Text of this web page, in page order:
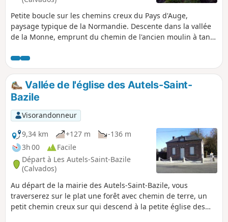
Petite boucle sur les chemins creux du Pays d'Auge,
paysage typique de la Normandie. Descente dans la vallée
de la Monne, emprunt du chemin de l'ancien moulin à tan
dans un autre chemin creux avant de traverser une forêt...
Quelques passages humides, une bonne descente et une
belle montée.
Vallée de l'église des Autels-Saint-
Bazile
Visorandonneur
9,34 km
+127 m
-136 m
3h 00
Facile
Départ à Les Autels-Saint-Bazile
(Calvados)
Au départ de la mairie des Autels-Saint-Bazile, vous
traverserez sur le plat une forêt avec chemin de terre, un
petit chemin creux sur qui descend à la petite église des